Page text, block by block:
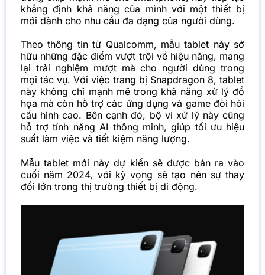
khẳng định khả năng của mình với một thiết bị
mới dành cho nhu cầu đa dạng của người dùng.
Theo thông tin từ Qualcomm, mẫu tablet này sở
hữu những đặc điểm vượt trội về hiệu năng, mang
lại trải nghiệm mượt mà cho người dùng trong
mọi tác vụ. Với việc trang bị Snapdragon 8, tablet
này không chỉ mạnh mẽ trong khả năng xử lý đồ
họa mà còn hỗ trợ các ứng dụng và game đòi hỏi
cấu hình cao. Bên cạnh đó, bộ vi xử lý này cũng
hỗ trợ tính năng AI thông minh, giúp tối ưu hiệu
suất làm việc và tiết kiệm năng lượng.
Mẫu tablet mới này dự kiến sẽ được bán ra vào
cuối năm 2024, với kỳ vọng sẽ tạo nên sự thay
đổi lớn trong thị trường thiết bị di động.